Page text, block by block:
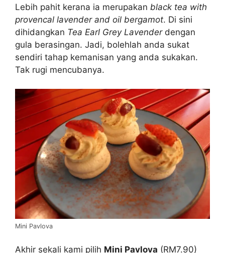
Lebih pahit kerana ia merupakan black tea with
provencal lavender and oil bergamot. Di sini
dihidangkan Tea Earl Grey Lavenderdengan
gula berasingan. Jadi, bolehlah anda sukat
sendiri tahap kemanisan yang anda sukakan.
Tak rugi mencubanya.
Mini Pavlova
Akhir sekali kami pilih Mini Pavlova (RM7.90)